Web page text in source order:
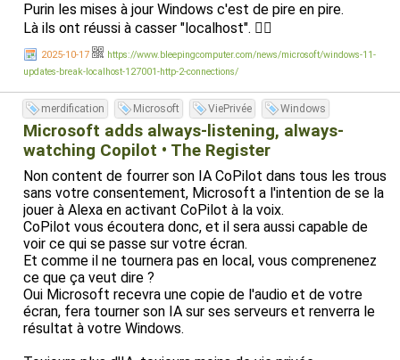
Purin les mises à jour Windows c'est de pire en pire.
Là ils ont réussi à casser "localhost". 🤦‍♂️
2025-10-17
https://www.bleepingcomputer.com/news/microsoft/windows-11-
updates-break-localhost-127001-http-2-connections/
merdification Microsoft ViePrivée Windows
Microsoft adds always-listening, always-
watching Copilot • The Register
Non content de fourrer son IA CoPilot dans tous les trous
sans votre consentement, Microsoft a l'intention de se la
jouer à Alexa en activant CoPilot à la voix.
CoPilot vous écoutera donc, et il sera aussi capable de
voir ce qui se passe sur votre écran.
Et comme il ne tournera pas en local, vous comprenenez
ce que ça veut dire ?
Oui Microsoft recevra une copie de l'audio et de votre
écran, fera tourner son IA sur ses serveurs et renverra le
résultat à votre Windows.